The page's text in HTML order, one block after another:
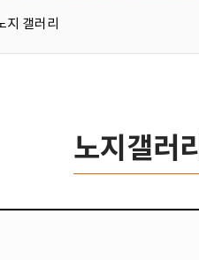
지 갤러리
노지갤러리